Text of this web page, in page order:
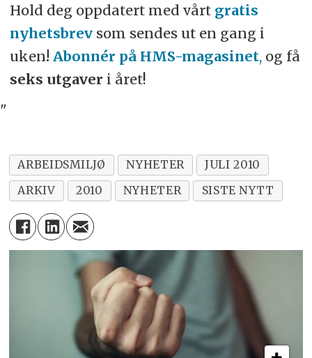
Hold deg oppdatert med vårt gratis
nyhetsbrevsom sendes ut en gang i
uken! Abonnér på HMS-magasinet, og få
seks utgaver i året!
"
ARBEIDSMILJØ NYHETER
JULI 2010
ARKIV
2010 NYHETER SISTE NYTT